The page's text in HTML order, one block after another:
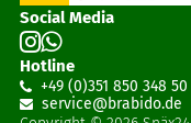
Social Media
Hotline
+49 (0)351 850 348 50
service@brabido.de